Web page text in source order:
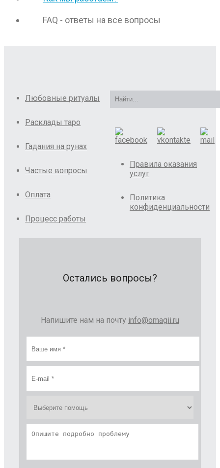
FAQ - ответы на все вопросы
Любовные ритуалы
Расклады таро
Гадания на рунах
Частые вопросы
Оплата
Процесс работы
Правила оказания
услуг
Политика
конфиденциальности
Остались вопросы?
Напишите нам на почту info@omagii.ru